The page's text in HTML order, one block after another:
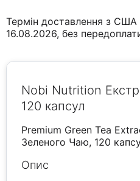
Термін доставлення з США
16.08.2026, без
Nobi Nutrition
120 капсул
Premium Green Tea
Зеленого Чаю, 120
Опис